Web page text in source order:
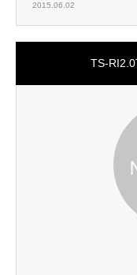
2015.06.02
TS-